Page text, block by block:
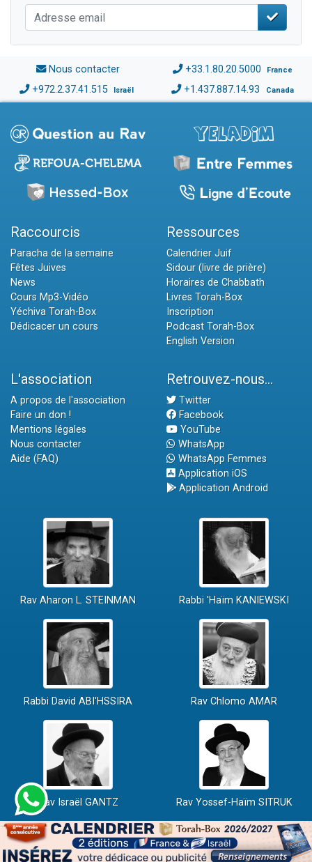
Nous contacter +33.1.80.20.5000 France
+972.2.37.41.515 Israël +1.437.887.14.93 Canada
Raccourcis
Paracha de la semaine
Fêtes Juives
News
Cours Mp3-Vidéo
Yéchiva Torah-Box
Dédicacer un cours
Ressources
Calendrier Juif
Sidour (livre de prière)
Horaires de Chabbath
Livres Torah-Box
Inscription
Podcast Torah-Box
English Version
L'association
A propos de l'association
Faire un don !
Mentions légales
Nous contacter
Aide (FAQ)
Retrouvez-nous...
Twitter
Facebook
YouTube
WhatsApp
WhatsApp Femmes
Application iOS
Application Android
Rav Aharon L. STEINMAN Rabbi 'Haïm KANIEWSKI
Rabbi David ABI'HSSIRA Rav Chlomo AMAR
Rav Israël GANTZ Rav Yossef-Haïm SITRUK